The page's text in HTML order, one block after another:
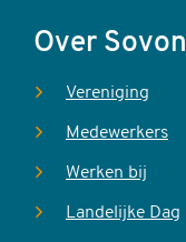
Over Sovon
Vereniging
Medewerkers
Werken bij
Landelijke Dag